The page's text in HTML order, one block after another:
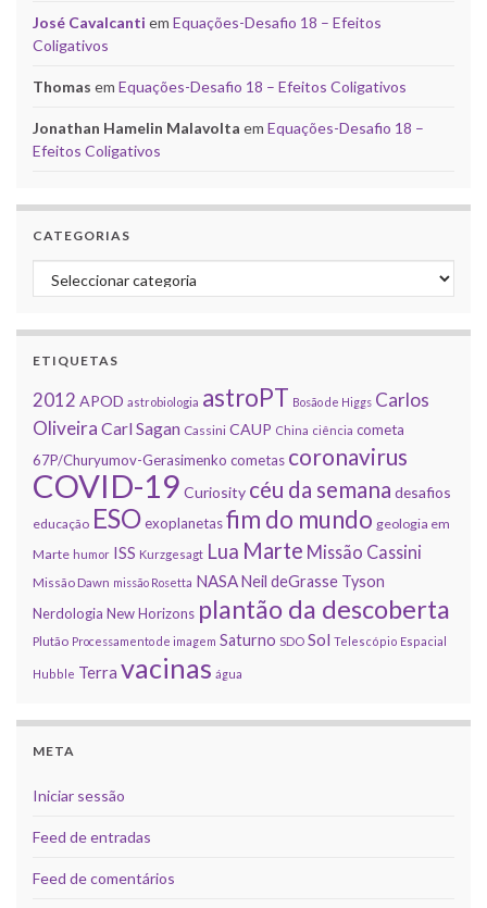
José Cavalcanti em Equações-Desafio 18 – Efeitos
Coligativos
Thomas em Equações-Desafio 18 – Efeitos Coligativos
Jonathan Hamelin Malavolta em Equações-Desafio 18 –
Efeitos Coligativos
CATEGORIAS
Categorias
ETIQUETAS
2012 APOD astrobiologia astroPT Bosão de Higgs Carlos
Oliveira Carl Sagan Cassini CAUP China ciência cometa
67P/Churyumov-Gerasimenko cometas coronavirus
COVID-19 Curiosity céu da semana desafios
educação ESOexoplanetasfim do mundo geologia em
Marte humor ISS Kurzgesagt Lua Marte Missão Cassini
Missão Dawn missão Rosetta NASANeil deGrasse Tyson
Nerdologia New Horizons plantão da descoberta
Plutão Processamento de imagem Saturno SDO Sol Telescópio Espacial
Hubble Terra vacinas água
META
Iniciar sessão
Feed de entradas
Feed de comentários